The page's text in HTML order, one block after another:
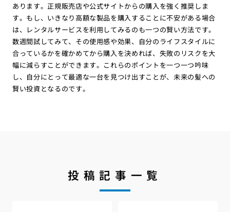
あります。正規販売店や公式サイトからの購入を強く推奨しま
す。もし、いきなり高額な製品を購入することに不安がある場合
は、レンタルサービスを利用してみるのも一つの賢い方法です。
数週間試してみて、その使用感や効果、自分のライフスタイルに
合っているかを確かめてから購入を決めれば、失敗のリスクを大
幅に減らすことができます。これらのポイントを一つ一つ吟味
し、自分にとって最適な一台を見つけ出すことが、未来の髪への
賢い投資となるのです。
投稿記事一覧